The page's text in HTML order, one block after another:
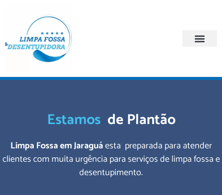
Estamos de Plantão
Limpa Fossa em Jaraguáesta preparada para atender
clientes com muita urgência para serviços de limpa fossa e
desentupimento.